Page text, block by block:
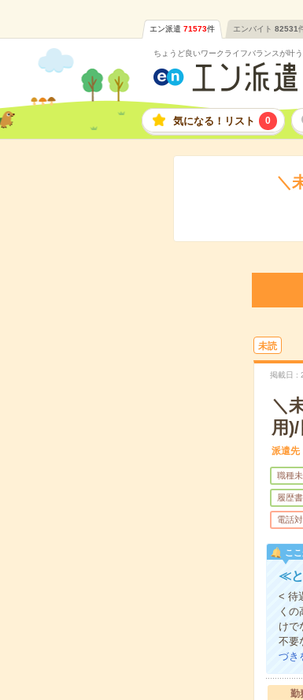
エン派遣 71573件 エンバイト 82531
ちょうど良いワークライフバランスが叶う
気になる！リスト 0
＼
未読
掲載日
＼
用
派遣先
職種
履歴
電話
こ
≪と
< 待
く
けで
不要
づき
勤